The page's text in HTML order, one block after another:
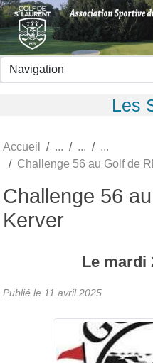
Les
Accueil
Challenge 56 au Golf de
Challenge 56
Kerver
Le mardi
Publié le 11 avril 2025
Panneau de gestion des